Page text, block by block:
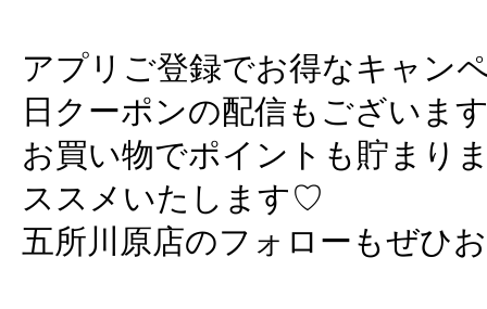
アプリご登録でお得なキャン
日クーポンの配信もございま
お買い物でポイントも貯まり
ススメいたします♡
五所川原店のフォローもぜひ